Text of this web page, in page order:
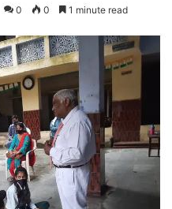
0 0 1 minute read